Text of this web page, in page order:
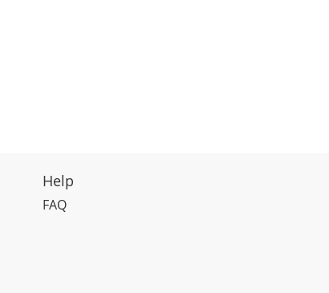
Help
FAQ